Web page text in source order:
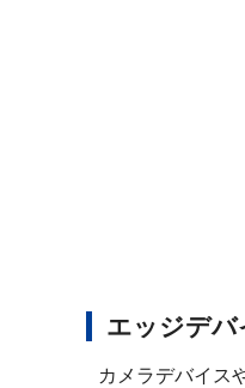
エッジデバ
カメラデバイス